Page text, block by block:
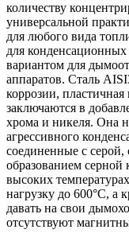
количеству
универсаль­ной
для любого вида
для
вариантом для
аппаратов. Сталь
коррозии,
заключаются в
хрома и никеля. Она
агрессивного
соединенные с
образованием
высоких
нагрузку до 600°С, а
давать на свои
отсутствуют